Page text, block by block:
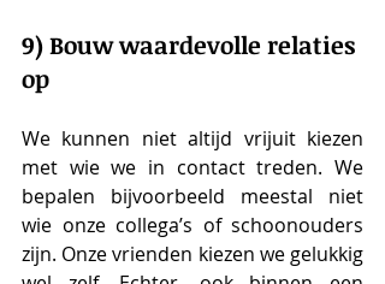
9) Bouw waardevolle relaties
op
We kunnen niet altijd vrijuit kiezen
met wie we in contact treden. We
bepalen bijvoorbeeld meestal niet
wie onze collega’s of schoonouders
zijn. Onze vrienden kiezen we gelukkig